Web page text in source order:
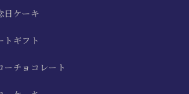
日ケーキ
トギフト
ーチョコレート